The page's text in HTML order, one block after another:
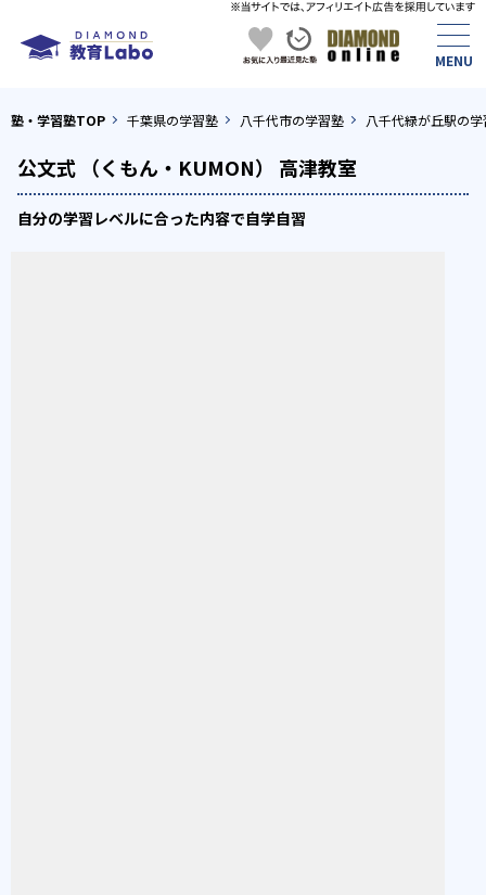
塾・学習塾TOP 千葉県の学習塾 八千代市の学習塾 八千代緑が丘駅の
公文式 （くもん・KUMON） 高津教室
自分の学習レベルに合った内容で自学自習